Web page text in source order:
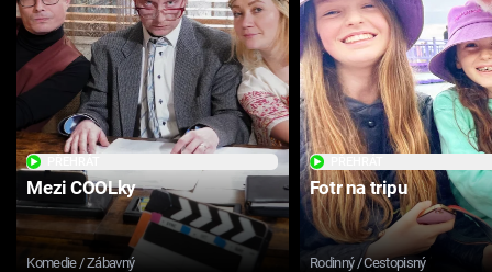
Mezi COOLky
Komedie / Zábavný
Fotr na tripu
Rodinný / Cestopisný